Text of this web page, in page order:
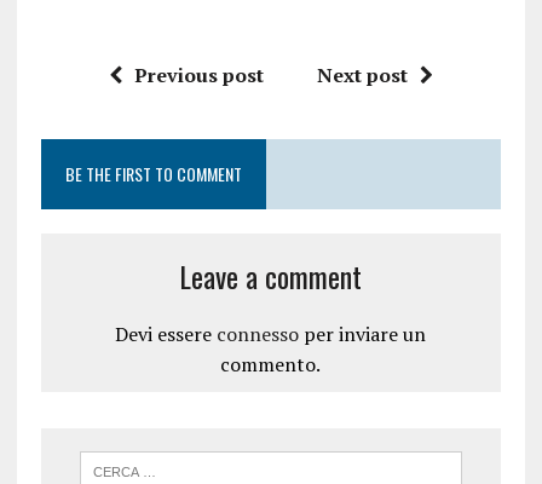
Previous post Next post
BE THE FIRST TO COMMENT
Leave a comment
Devi essere connesso per inviare un
commento.